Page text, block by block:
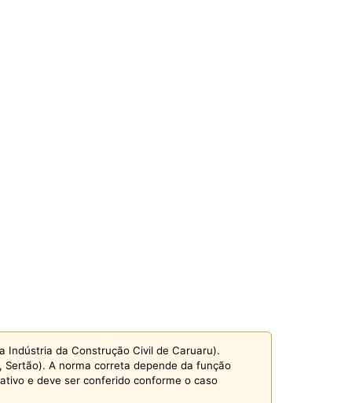
Indústria da Construção Civil de Caruaru).
A norma correta depende da função
e deve ser conferido conforme o caso